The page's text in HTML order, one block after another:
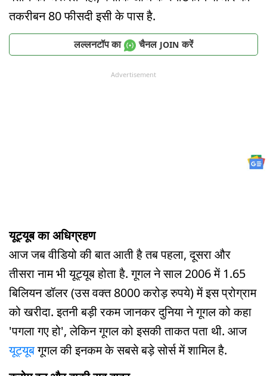
तकरीबन 80 फीसदी इसी के पास है.
लल्लनटॉप का चैनल JOIN करें
Advertisement
यूट्यूब का अधिग्रहण
आज जब वीडियो की बात आती है तब पहला, दूसरा और
तीसरा नाम भी यूट्यूब होता है. गूगल ने साल 2006 में 1.65
बिलियन डॉलर (उस वक्त 8000 करोड़ रुपये) में इस प्रोग्राम
को खरीदा. इतनी बड़ी रकम जानकर दुनिया ने गूगल को कहा
'पगला गए हो', लेकिन गूगल को इसकी ताकत पता थी. आज
यूट्यूबगूगल की इनकम के सबसे बड़े सोर्स में शामिल है.